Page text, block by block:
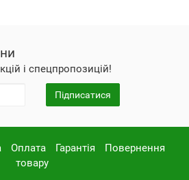
і спецпропозицій!
Підписатися
Оплата Гарантія
Повернення
товару